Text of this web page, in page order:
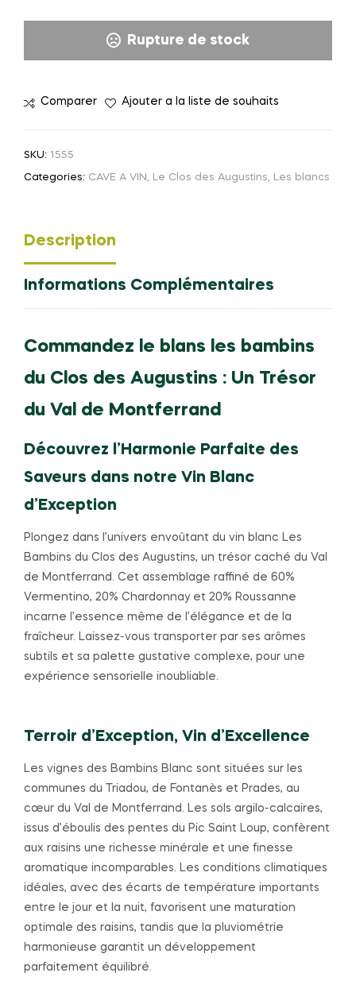
Rupture de stock
Comparer Ajouter a la liste de souhaits
SKU: 1555
Categories: CAVE A VIN, Le Clos des Augustins, Les blancs
Description
Informations Complémentaires
Commandez le blans les bambins
du Clos des Augustins : Un Trésor
du Val de Montferrand
Découvrez l’Harmonie Parfaite des
Saveurs dans notre Vin Blanc
d’Exception
Plongez dans l’univers envoûtant du vin blanc Les
Bambins du Clos des Augustins, un trésor caché du Val
de Montferrand. Cet assemblage raffiné de 60%
Vermentino, 20% Chardonnay et 20% Roussanne
incarne l’essence même de l’élégance et de la
fraîcheur. Laissez-vous transporter par ses arômes
subtils et sa palette gustative complexe, pour une
expérience sensorielle inoubliable.
Terroir d’Exception, Vin d’Excellence
Les vignes des Bambins Blanc sont situées sur les
communes du Triadou, de Fontanès et Prades, au
cœur du Val de Montferrand. Les sols argilo-calcaires,
issus d’éboulis des pentes du Pic Saint Loup, confèrent
aux raisins une richesse minérale et une finesse
aromatique incomparables. Les conditions climatiques
idéales, avec des écarts de température importants
entre le jour et la nuit, favorisent une maturation
optimale des raisins, tandis que la pluviométrie
harmonieuse garantit un développement
parfaitement équilibré.